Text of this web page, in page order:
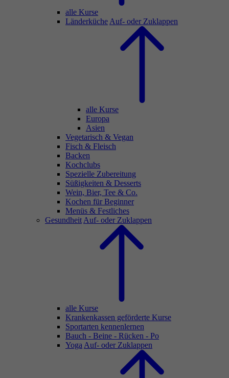
alle Kurse
Länderküche Auf- oder Zuklappen
alle Kurse
Europa
Asien
Vegetarisch & Vegan
Fisch & Fleisch
Backen
Kochclubs
Spezielle Zubereitung
Süßigkeiten & Desserts
Wein, Bier, Tee & Co.
Kochen für Beginner
Menüs & Festliches
Gesundheit Auf- oder Zuklappen
alle Kurse
Krankenkassen geförderte Kurse
Sportarten kennenlernen
Bauch - Beine - Rücken - Po
Yoga Auf- oder Zuklappen